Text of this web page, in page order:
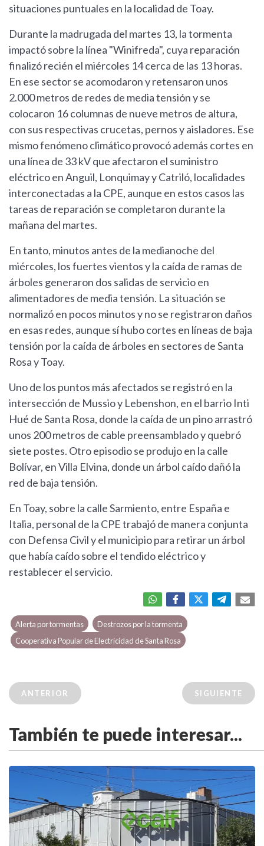
situaciones puntuales en la localidad de Toay.
Durante la madrugada del martes 13, la tormenta
impactó sobre la línea "Winifreda", cuya reparación
finalizó recién el miércoles 14 cerca de las 13 horas.
En ese sector se acomodaron y retensaron unos
2.000 metros de redes de media tensión y se
colocaron 16 columnas de nueve metros de altura,
con sus respectivas crucetas, pernos y aisladores. Ese
mismo fenómeno climático provocó además cortes en
una línea de 33 kV que afectaron el suministro
eléctrico en Anguil, Lonquimay y Catriló, localidades
interconectadas a la CPE, aunque en estos casos las
tareas de reparación se completaron durante la
mañana del martes.
En tanto, minutos antes de la medianoche del
miércoles, los fuertes vientos y la caída de ramas de
árboles generaron dos salidas de servicio en
alimentadores de media tensión. La situación se
normalizó en pocos minutos y no se registraron daños
en esas redes, aunque sí hubo cortes en líneas de baja
tensión por la caída de árboles en sectores de Santa
Rosa y Toay.
Uno de los puntos más afectados se registró en la
intersección de Mussio y Lebenshon, en el barrio Inti
Hué de Santa Rosa, donde la caída de un pino arrastró
unos 200 metros de cable preensamblado y quebró
siete postes. Otro episodio se produjo en la calle
Bolívar, en Villa Elvina, donde un árbol caído dañó la
red de baja tensión.
En Toay, sobre la calle Sarmiento, entre España e
Italia, personal de la CPE trabajó de manera conjunta
con Defensa Civil y el municipio para retirar un árbol
que había caído sobre el tendido eléctrico y
restablecer el servicio.
Alerta por tormentas
Destrozos por la tormenta
Cooperativa Popular de Electricidad de Santa Rosa
ANTERIOR SIGUIENTE
También te puede interesar...